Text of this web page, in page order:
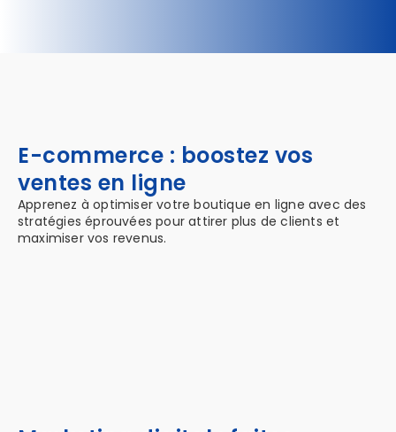
E-commerce : boostez vos
ventes en ligne
Apprenez à optimiser votre boutique en ligne avec des
stratégies éprouvées pour attirer plus de clients et
maximiser vos revenus.